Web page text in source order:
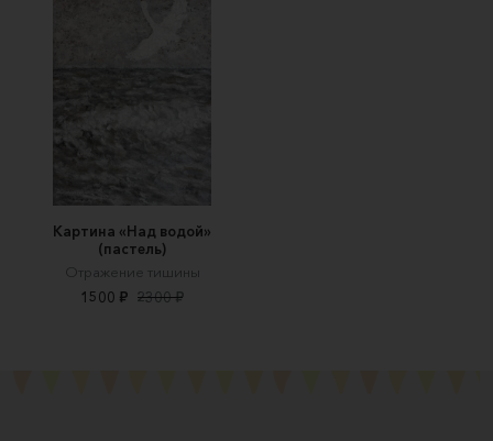
Картина «Над водой»
(пастель)
Отражение тишины
1500 ₽ 2300 ₽